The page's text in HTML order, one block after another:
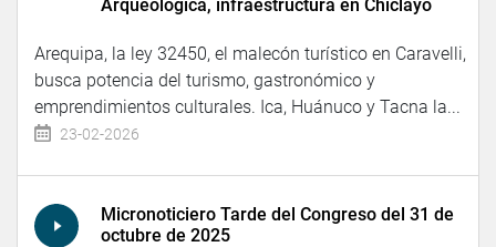
Arqueológica, infraestructura en Chiclayo
Arequipa, la ley 32450, el malecón turístico en Caravelli,
busca potencia del turismo, gastronómico y
emprendimientos culturales. Ica, Huánuco y Tacna la...
23-02-2026
Micronoticiero Tarde del Congreso del 31 de
octubre de 2025